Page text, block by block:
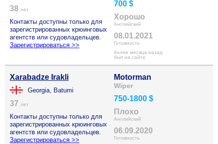
38 лет
Контакты доступны только для
зарегистрированных крюинговых
агентств или судовладельцев.
Зарегистрироваться >>
700 $
Хорошо
Английский
08.01.2021
Готовность
более месяца назад
был на сайте
Xarabadze Irakli
Georgia, Batumi
37 лет
Контакты доступны только для
зарегистрированных крюинговых
агентств или судовладельцев.
Зарегистрироваться >>
Motorman
Wiper
750-1800 $
Плохо
Английский
06.09.2020
Готовность